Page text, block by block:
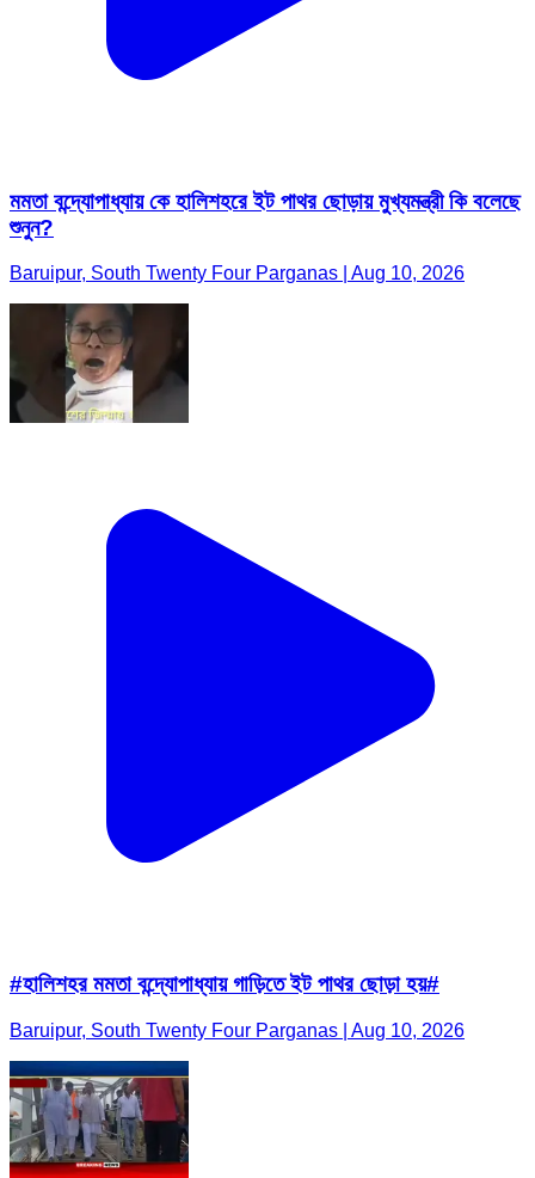
মমতা বন্দ্যোপাধ্যায় কে হালিশহরে ইট পাথর ছোড়ায় মুখ্যমন্ত্রী কি বলেছে
শুনুন?
Baruipur, South Twenty Four Parganas | Aug 10, 2026
#হালিশহর মমতা বন্দ্যোপাধ্যায় গাড়িতে ইট পাথর ছোড়া হয়#
Baruipur, South Twenty Four Parganas | Aug 10, 2026